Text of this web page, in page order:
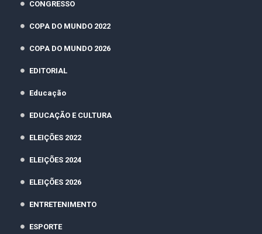
CONGRESSO
COPA DO MUNDO 2022
COPA DO MUNDO 2026
EDITORIAL
Educação
EDUCAÇÃO E CULTURA
ELEIÇÕES 2022
ELEIÇÕES 2024
ELEIÇÕES 2026
ENTRETENIMENTO
ESPORTE